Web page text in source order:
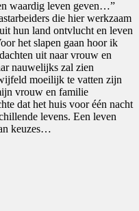
waardig leven geven…”
die hier werkzaam
hun land ontvlucht en leven
het slapen gaan hoor ik
uit naar vrouw en
nauwelijks zal zien
moeilijk te vatten zijn
vrouw en familie
dat het huis voor één nacht
levens. Een leven
keuzes…